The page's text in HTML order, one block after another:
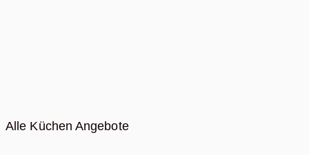
Alle Küchen Angebote